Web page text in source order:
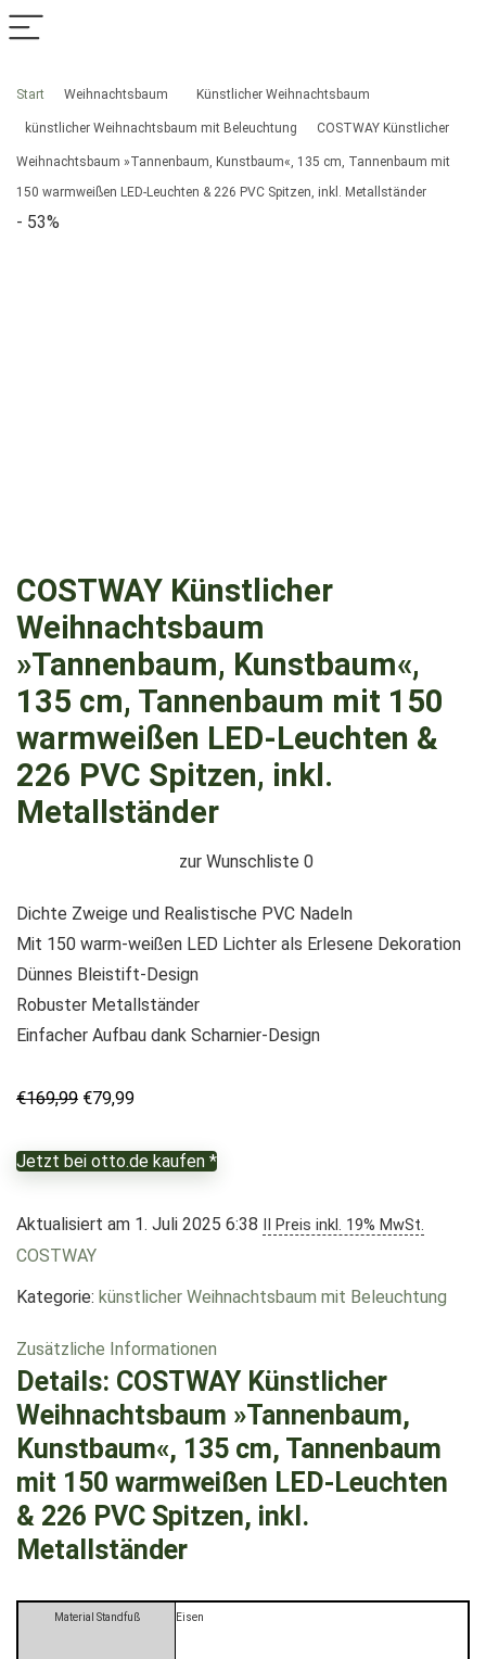
Start Weihnachtsbaum Künstlicher Weihnachtsbaum
künstlicher Weihnachtsbaum mit Beleuchtung COSTWAY Künstlicher
Weihnachtsbaum »Tannenbaum, Kunstbaum«, 135 cm, Tannenbaum mit
150 warmweißen LED-Leuchten & 226 PVC Spitzen, inkl. Metallständer
- 53%
COSTWAY Künstlicher
Weihnachtsbaum
»Tannenbaum, Kunstbaum«,
135 cm, Tannenbaum mit 150
warmweißen LED-Leuchten &
226 PVC Spitzen, inkl.
Metallständer
zur Wunschliste 0
Dichte Zweige und Realistische PVC Nadeln
Mit 150 warm-weißen LED Lichter als Erlesene Dekoration
Dünnes Bleistift-Design
Robuster Metallständer
Einfacher Aufbau dank Scharnier-Design
€169,99 Ursprünglicher
war:
€79,99Aktueller
ist:
Jetzt bei otto.de kaufen *
Aktualisiert am 1. Juli 2025 6:38 II Preis inkl. 19% MwSt.
COSTWAY
Kategorie: künstlicher Weihnachtsbaum mit Beleuchtung
Zusätzliche Informationen
Details: COSTWAY Künstlicher
Weihnachtsbaum »Tannenbaum,
Kunstbaum«, 135 cm, Tannenbaum
mit 150 warmweißen LED-Leuchten
& 226 PVC Spitzen, inkl.
Metallständer
Material Standfuß Eisen